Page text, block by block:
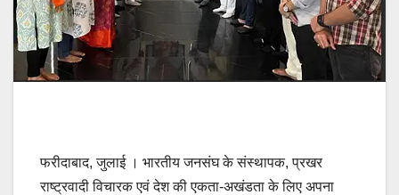
फरीदाबाद, जुलाई । भारतीय जनसंघ के संस्थापक, प्रखर
राष्ट्रवादी विचारक एवं देश की एकता-अखंडता के लिए अपना